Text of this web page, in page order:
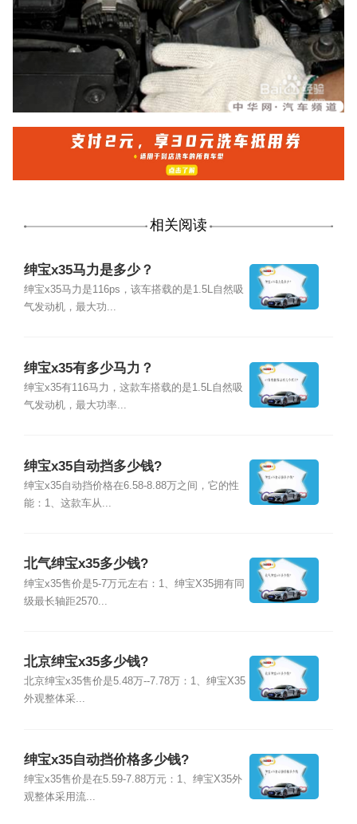
相关阅读
绅宝x35马力是多少？
绅宝x35马力是116ps，该车搭载的是1.5L自然吸
气发动机，最大功...
绅宝x35有多少马力？
绅宝x35有116马力，这款车搭载的是1.5L自然吸
气发动机，最大功率...
绅宝x35自动挡多少钱?
绅宝x35自动挡价格在6.58-8.88万之间，它的性
能：1、这款车从...
北气绅宝x35多少钱?
绅宝x35售价是5-7万元左右：1、绅宝X35拥有同
级最长轴距2570...
北京绅宝x35多少钱?
北京绅宝x35售价是5.48万--7.78万：1、绅宝X35
外观整体采...
绅宝x35自动挡价格多少钱?
绅宝x35售价是在5.59-7.88万元：1、绅宝X35外
观整体采用流...